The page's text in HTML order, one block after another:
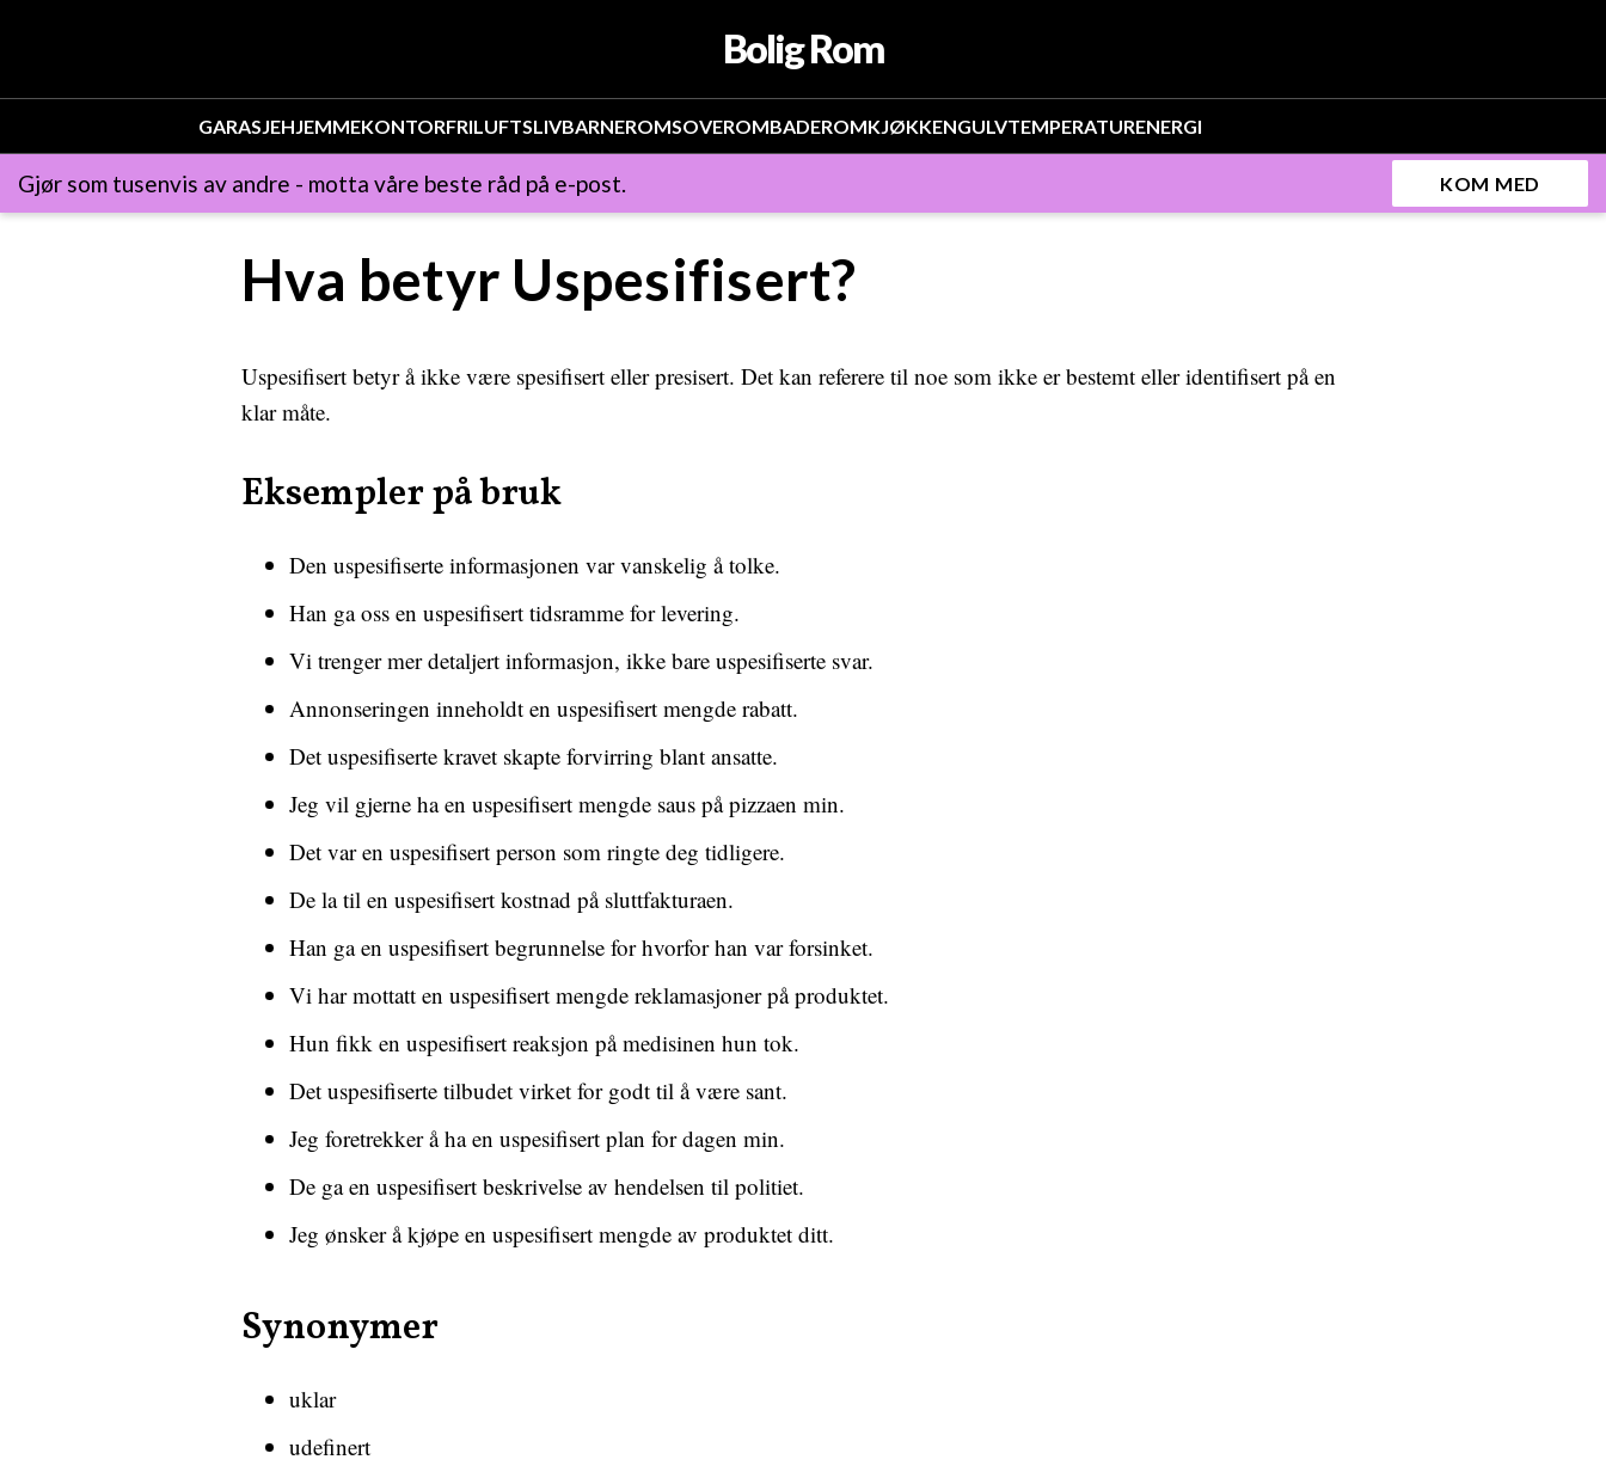
Bolig Rom
GARASJEHJEMMEKONTORFRILUFTSLIVBARNEROMSOVEROMBADEROMKJØKKENGULVTEMPERATURENERGI
Gjør som tusenvis av andre - motta våre beste råd på e-post. KOM MED
Hva betyr Uspesifisert?
Uspesifisert betyr å ikke være spesifisert eller presisert. Det kan referere til noe som ikke er bestemt eller identifisert på en
klar måte.
Eksempler på bruk
Den uspesifiserte informasjonen var vanskelig å tolke.
Han ga oss en uspesifisert tidsramme for levering.
Vi trenger mer detaljert informasjon, ikke bare uspesifiserte svar.
Annonseringen inneholdt en uspesifisert mengde rabatt.
Det uspesifiserte kravet skapte forvirring blant ansatte.
Jeg vil gjerne ha en uspesifisert mengde saus på pizzaen min.
Det var en uspesifisert person som ringte deg tidligere.
De la til en uspesifisert kostnad på sluttfakturaen.
Han ga en uspesifisert begrunnelse for hvorfor han var forsinket.
Vi har mottatt en uspesifisert mengde reklamasjoner på produktet.
Hun fikk en uspesifisert reaksjon på medisinen hun tok.
Det uspesifiserte tilbudet virket for godt til å være sant.
Jeg foretrekker å ha en uspesifisert plan for dagen min.
De ga en uspesifisert beskrivelse av hendelsen til politiet.
Jeg ønsker å kjøpe en uspesifisert mengde av produktet ditt.
Synonymer
uklar
udefinert